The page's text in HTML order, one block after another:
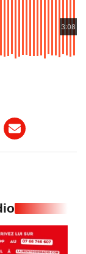
3:08